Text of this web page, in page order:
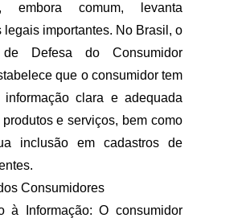
embora comum, levanta
legais importantes. No Brasil, o
Defesa do Consumidor
que o consumidor tem
clara e adequada
e serviços, bem como
inclusão em cadastros de
Consumidores
à Informação: O consumidor